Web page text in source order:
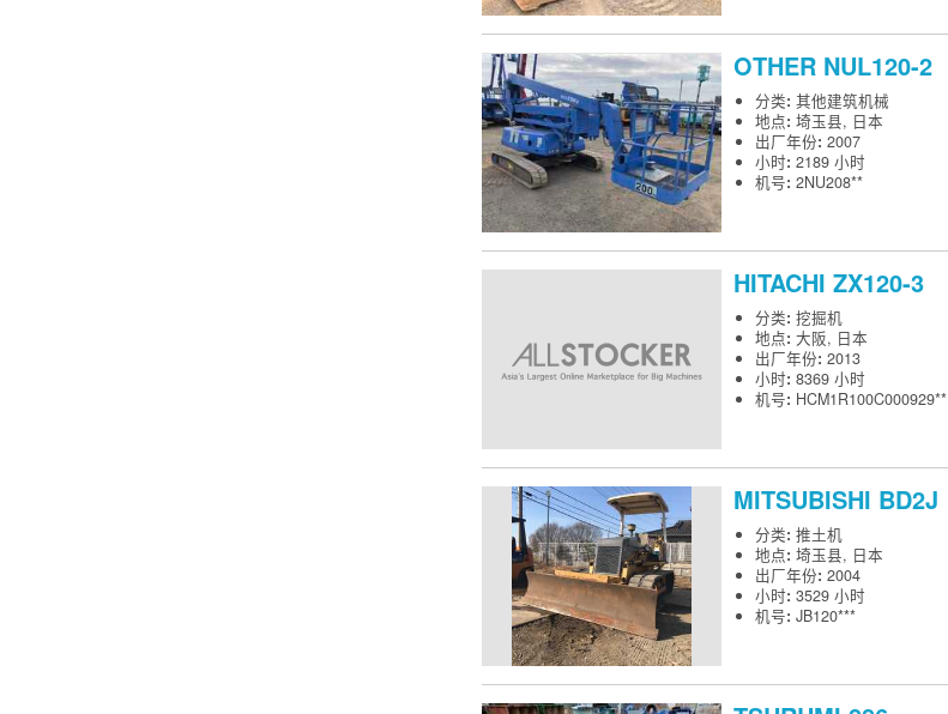
OTHER NUL120-2
分类: 其他建筑机械
地点: 埼玉县, 日本
出厂年份: 2007
小时: 2189 小时
机号: 2NU208**
HITACHI ZX120-3
分类: 挖掘机
地点: 大阪, 日本
出厂年份: 2013
小时: 8369 小时
机号: HCM1R100C000929**
MITSUBISHI BD2J
分类: 推土机
地点: 埼玉县, 日本
出厂年份: 2004
小时: 3529 小时
机号: JB120***